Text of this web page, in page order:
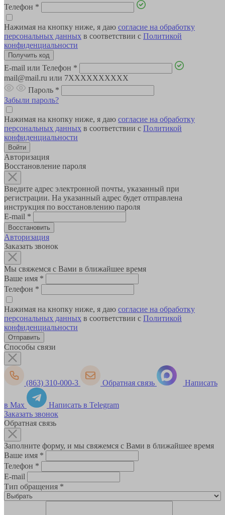
Телефон *
Нажимая на кнопку ниже, я даю согласие на обработку
персональных данных в соответствии с Политикой
конфиденциальности
E-mail или Телефон *
mail@mail.ru или 7XXXXXXXXXX
Пароль *
Забыли пароль?
Нажимая на кнопку ниже, я даю согласие на обработку
персональных данных в соответствии с Политикой
конфиденциальности
Авторизация
Восстановление пароля
Введите адрес электронной почты, указанный при
регистрации. На указанный адрес будет отправлена
инструкция по восстановлению пароля
E-mail *
Авторизация
Заказать звонок
Мы свяжемся с Вами в ближайшее время
Ваше имя *
Телефон *
Нажимая на кнопку ниже, я даю согласие на обработку
персональных данных в соответствии с Политикой
конфиденциальности
Способы связи
(863) 310-000-3 Обратная связь Написать
в Max
Написать в Telegram
Заказать звонок
Обратная связь
Заполните форму, и мы свяжемся с Вами в ближайшее время
Ваше имя *
Телефон *
E-mail
Тип обращения *